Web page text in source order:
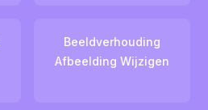
Beeldverhouding
Afbeelding Wijzigen